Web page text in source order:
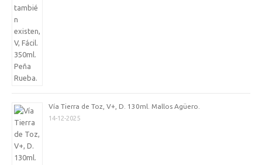
Vía Tierra de Toz, V+, D. 130ml. Mallos Agüero.
14-12-2025